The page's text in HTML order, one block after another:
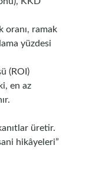
oranı, ramak
yüzdesi
(ROI)
en az
üretir.
hikâyeleri”